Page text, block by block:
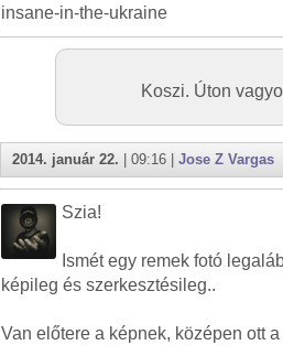
insane-in-the-ukraine
Koszi. Úton
2014. január 22. | 09:16 | Jose Z Vargas
Szia!
Ismét egy remek fotó
képileg és szerkesztésileg..
Van előtere a képnek, középen ott